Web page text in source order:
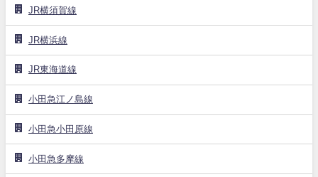
JR横須賀線
JR横浜線
JR東海道線
小田急江ノ島線
小田急小田原線
小田急多摩線